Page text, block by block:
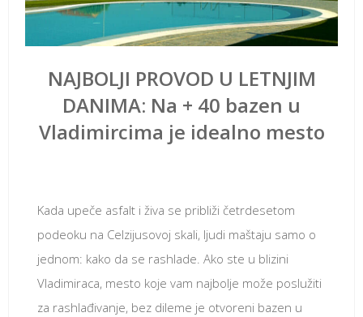
NAJBOLJI PROVOD U LETNJIM
DANIMA: Na + 40 bazen u
Vladimircima je idealno mesto
Kada upeče asfalt i živa se približi četrdesetom
podeoku na Celzijusovoj skali, ljudi maštaju samo o
jednom: kako da se rashlade. Ako ste u blizini
Vladimiraca, mesto koje vam najbolje može poslužiti
za rashlađivanje, bez dileme je otvoreni bazen u